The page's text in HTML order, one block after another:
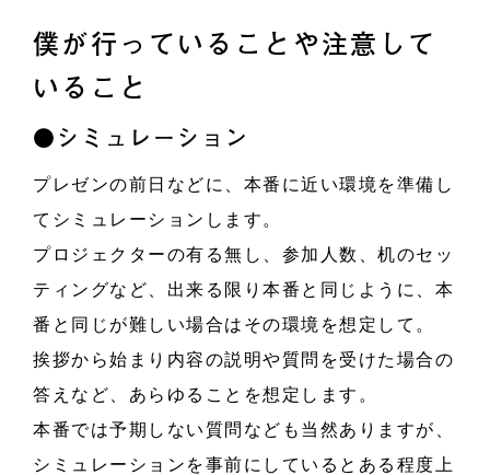
僕が行っていることや注意して
いること
●シミュレーション
プレゼンの前日などに、本番に近い環境を準備し
てシミュレーションします。
プロジェクターの有る無し、参加人数、机のセッ
ティングなど、出来る限り本番と同じように、本
番と同じが難しい場合はその環境を想定して。
挨拶から始まり内容の説明や質問を受けた場合の
答えなど、あらゆることを想定します。
本番では予期しない質問なども当然ありますが、
シミュレーションを事前にしているとある程度上